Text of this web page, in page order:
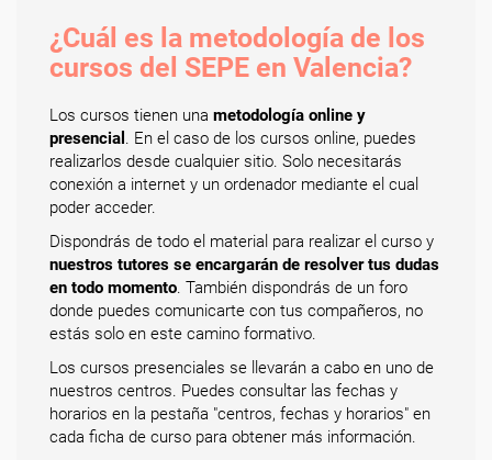
¿Cuál es la metodología de los
cursos del SEPE en Valencia?
Los cursos tienen una metodología online y
presencial . En el caso de los cursos online, puedes
realizarlos desde cualquier sitio. Solo necesitarás
conexión a internet y un ordenador mediante el cual
poder acceder.
Dispondrás de todo el material para realizar el curso y
nuestros tutores se encargarán de resolver tus dudas
en todo momento. También dispondrás de un foro
donde puedes comunicarte con tus compañeros, no
estás solo en este camino formativo.
Los cursos presenciales se llevarán a cabo en uno de
nuestros centros. Puedes consultar las fechas y
horarios en la pestaña "centros, fechas y horarios" en
cada ficha de curso para obtener más información.